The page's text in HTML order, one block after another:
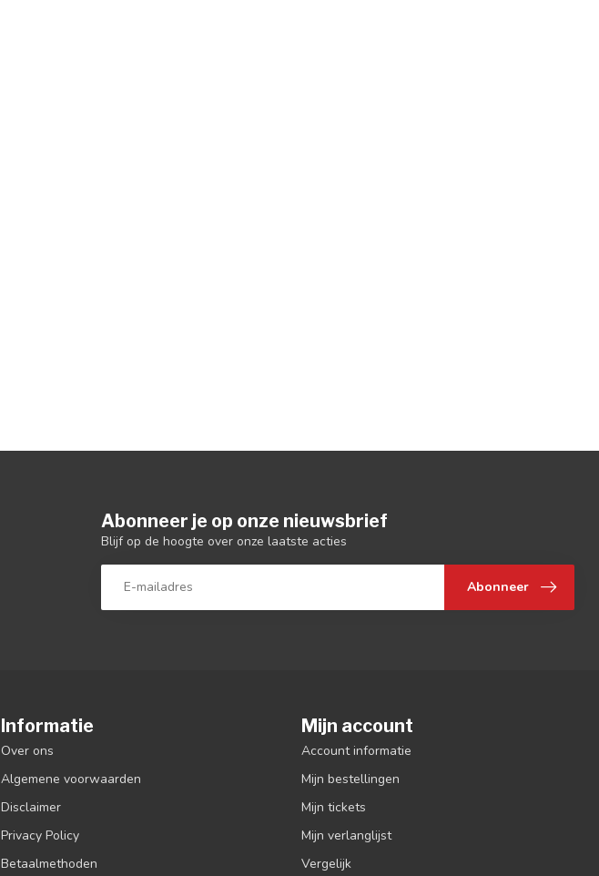
Abonneer je op onze nieuwsbrief
Blijf op de hoogte over onze laatste acties
Abonneer
Informatie
Over ons
Algemene voorwaarden
Disclaimer
Privacy Policy
Betaalmethoden
Mijn account
Account informatie
Mijn bestellingen
Mijn tickets
Mijn verlanglijst
Vergelijk